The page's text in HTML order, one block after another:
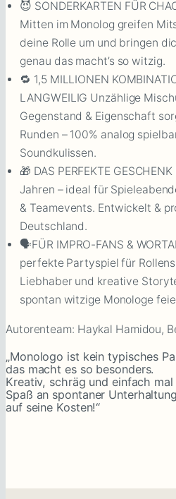
😈 SONDERKARTEN FÜR
Mitten im Monolog greifen
deine Rolle um und bringen
genau das macht’s so witzig.
🔁 1,5 MILLIONEN
LANGWEILIG Unzählige
Gegenstand & Eigenschaft
Runden – 100% analog
Soundkulissen.
🎁 DAS PERFEKTE
Jahren – ideal für
& Teamevents. Entwickelt &
Deutschland.
🗣️FÜR IMPRO-FANS &
perfekte Partyspiel für
Liebhaber und kreative
spontan witzige Monologe
Autorenteam: Haykal Hamidou,
„Monologo ist kein typisches
das macht es so besonders.
Kreativ, schräg und einfach mal
Spaß an spontaner
auf seine Kosten!“